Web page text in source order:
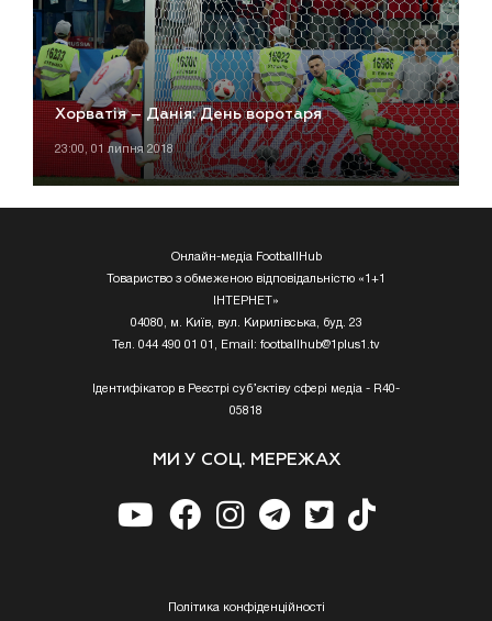
Хорватія – Данія: День воротаря
23:00, 01 липня 2018
Онлайн-медіа FootballHub
Товариство з обмеженою відповідальністю «1+1
ІНТЕРНЕТ»
04080, м. Київ, вул. Кирилівська, буд. 23
Тел. 044 490 01 01, Email: footballhub@1plus1.tv
Ідентифікатор в Реєстрі суб’єктіву сфері медіа - R40-
05818
МИ У СОЦ. МЕРЕЖАХ
Полiтика конфiденцiйностi